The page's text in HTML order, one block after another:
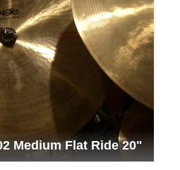
Medium Flat Ride 20"